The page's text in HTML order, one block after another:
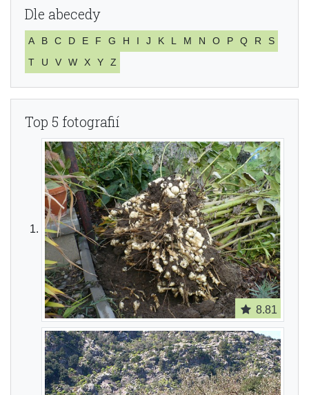
Dle abecedy
A B C D E F G H I J K L M N O P Q R
S
T
U V W X Y Z
Top 5 fotografií
8.81